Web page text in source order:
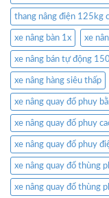
thang nâng điện 125kg
xe nâng bàn 1x xe
xe nâng bán tự động
xe nâng hàng siêu thấp
xe nâng quay đổ phuy
xe nâng quay đổ phuy
xe nâng quay đổ phuy
xe nâng quay đổ thùng
xe nâng quay đổ thùng